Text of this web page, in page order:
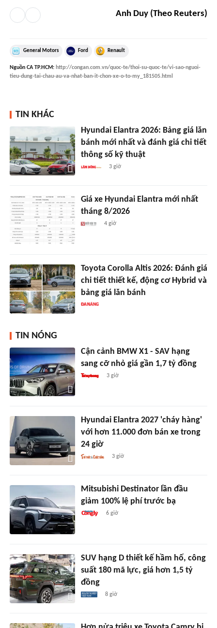
Anh Duy (Theo Reuters)
General Motors Ford Renault
Nguồn CA TP.HCM: http://congan.com.vn/quoc-te/thoi-su-quoc-te/vi-sao-nguoi-
tieu-dung-tai-chau-au-va-nhat-ban-it-chon-xe-o-to-my_181505.html
TIN KHÁC
Hyundai Elantra 2026: Bảng giá lăn
bánh mới nhất và đánh giá chi tiết
thông số kỹ thuật
3 giờ
Giá xe Hyundai Elantra mới nhất
tháng 8/2026
4 giờ
Toyota Corolla Altis 2026: Đánh giá
chi tiết thiết kế, động cơ Hybrid và
bảng giá lăn bánh
TIN NÓNG
Cận cảnh BMW X1 - SAV hạng
sang cỡ nhỏ giá gần 1,7 tỷ đồng
3 giờ
Hyundai Elantra 2027 'cháy hàng'
với hơn 11.000 đơn bán xe trong
24 giờ
3 giờ
Mitsubishi Destinator lần đầu
giảm 100% lệ phí trước bạ
6 giờ
SUV hạng D thiết kế hầm hố, công
suất 180 mã lực, giá hơn 1,5 tỷ
đồng
8 giờ